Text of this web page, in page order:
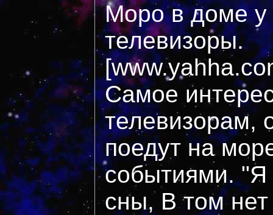
Моро в доме у
телевизоры.
Самое
телевизорам,
поедут на
событиями.
сны, В том